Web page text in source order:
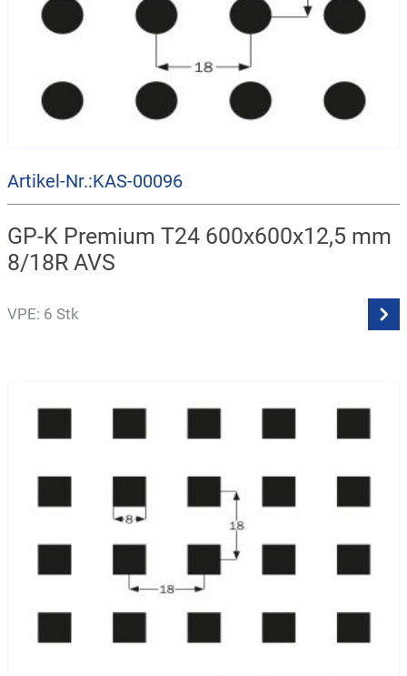
Artikel-Nr.:KAS-00096
GP-K Premium T24 600x600x12,5 mm
8/18R AVS
VPE: 6 Stk